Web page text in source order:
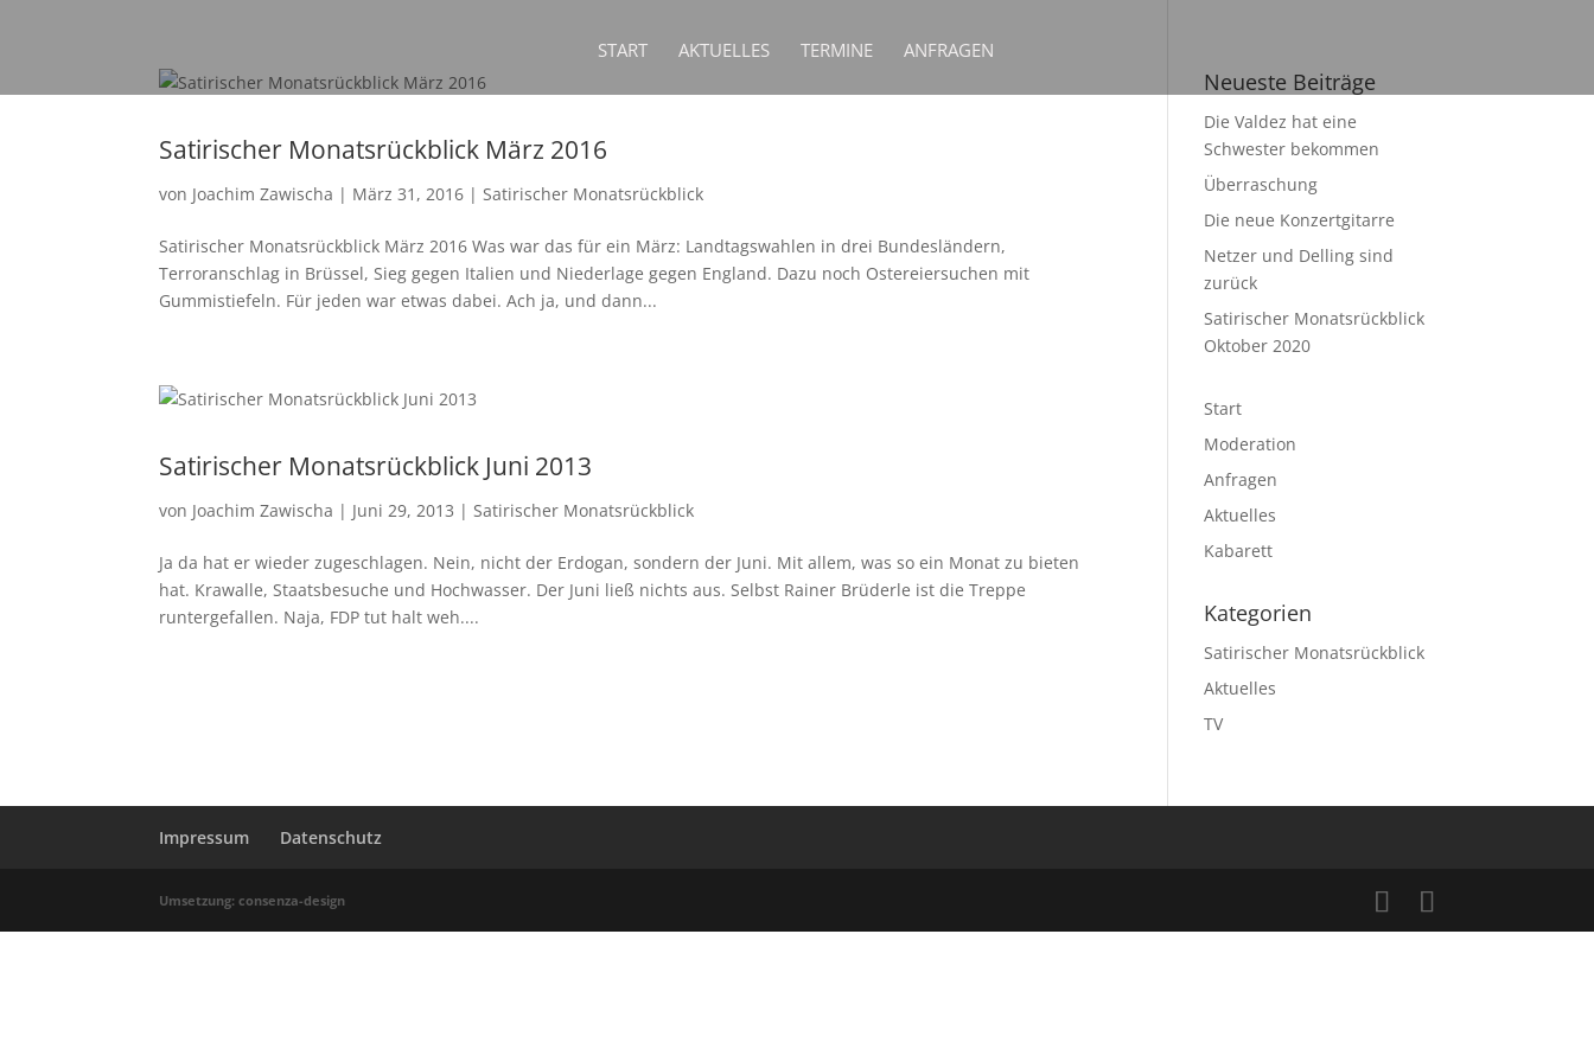
START AKTUELLES TERMINE ANFRAGEN
Satirischer Monatsrückblick März 2016
von Joachim Zawischa | März 31, 2016 |Satirischer Monatsrückblick
Satirischer Monatsrückblick März 2016 Was war das für ein März: Landtagswahlen in drei Bundesländern,
Terroranschlag in Brüssel, Sieg gegen Italien und Niederlage gegen England. Dazu noch Ostereiersuchen mit
Gummistiefeln. Für jeden war etwas dabei. Ach ja, und dann...
Satirischer Monatsrückblick Juni 2013
von Joachim Zawischa | Juni 29, 2013 |Satirischer Monatsrückblick
Ja da hat er wieder zugeschlagen. Nein, nicht der Erdogan, sondern der Juni. Mit allem, was so ein Monat zu bieten
hat. Krawalle, Staatsbesuche und Hochwasser. Der Juni ließ nichts aus. Selbst Rainer Brüderle ist die Treppe
runtergefallen. Naja, FDP tut halt weh....
Neueste Beiträge
Die Valdez hat eine
Schwester bekommen
Überraschung
Die neue Konzertgitarre
Netzer und Delling sind
zurück
Satirischer Monatsrückblick
Oktober 2020
Start
Moderation
Anfragen
Aktuelles
Kabarett
Kategorien
Satirischer Monatsrückblick
Aktuelles
TV
Impressum Datenschutz
Umsetzung: consenza-design